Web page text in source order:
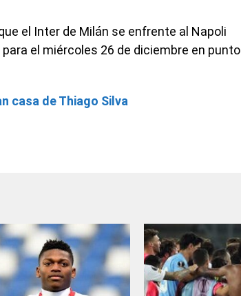
el Inter de Milán se enfrente al Napoli
el miércoles 26 de diciembre en punto
casa de Thiago Silva